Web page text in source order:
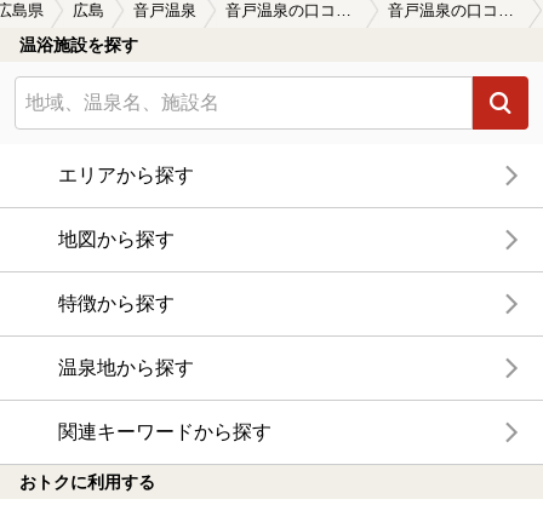
島県 広島 音戸温泉 音戸温泉の口コミ一覧 音戸温泉の口コミ 市内で唯一の温泉？
温浴施設を探す
エリアから探す
地図から探す
特徴から探す
温泉地から探す
関連キーワードから探す
おトクに利用する